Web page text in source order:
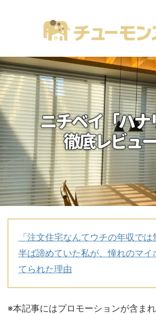
「注文住宅なんてウチの年収では
半ば諦めていた私が、憧れのマイ
てられた理由
※本記事にはプロモーションが含まれ